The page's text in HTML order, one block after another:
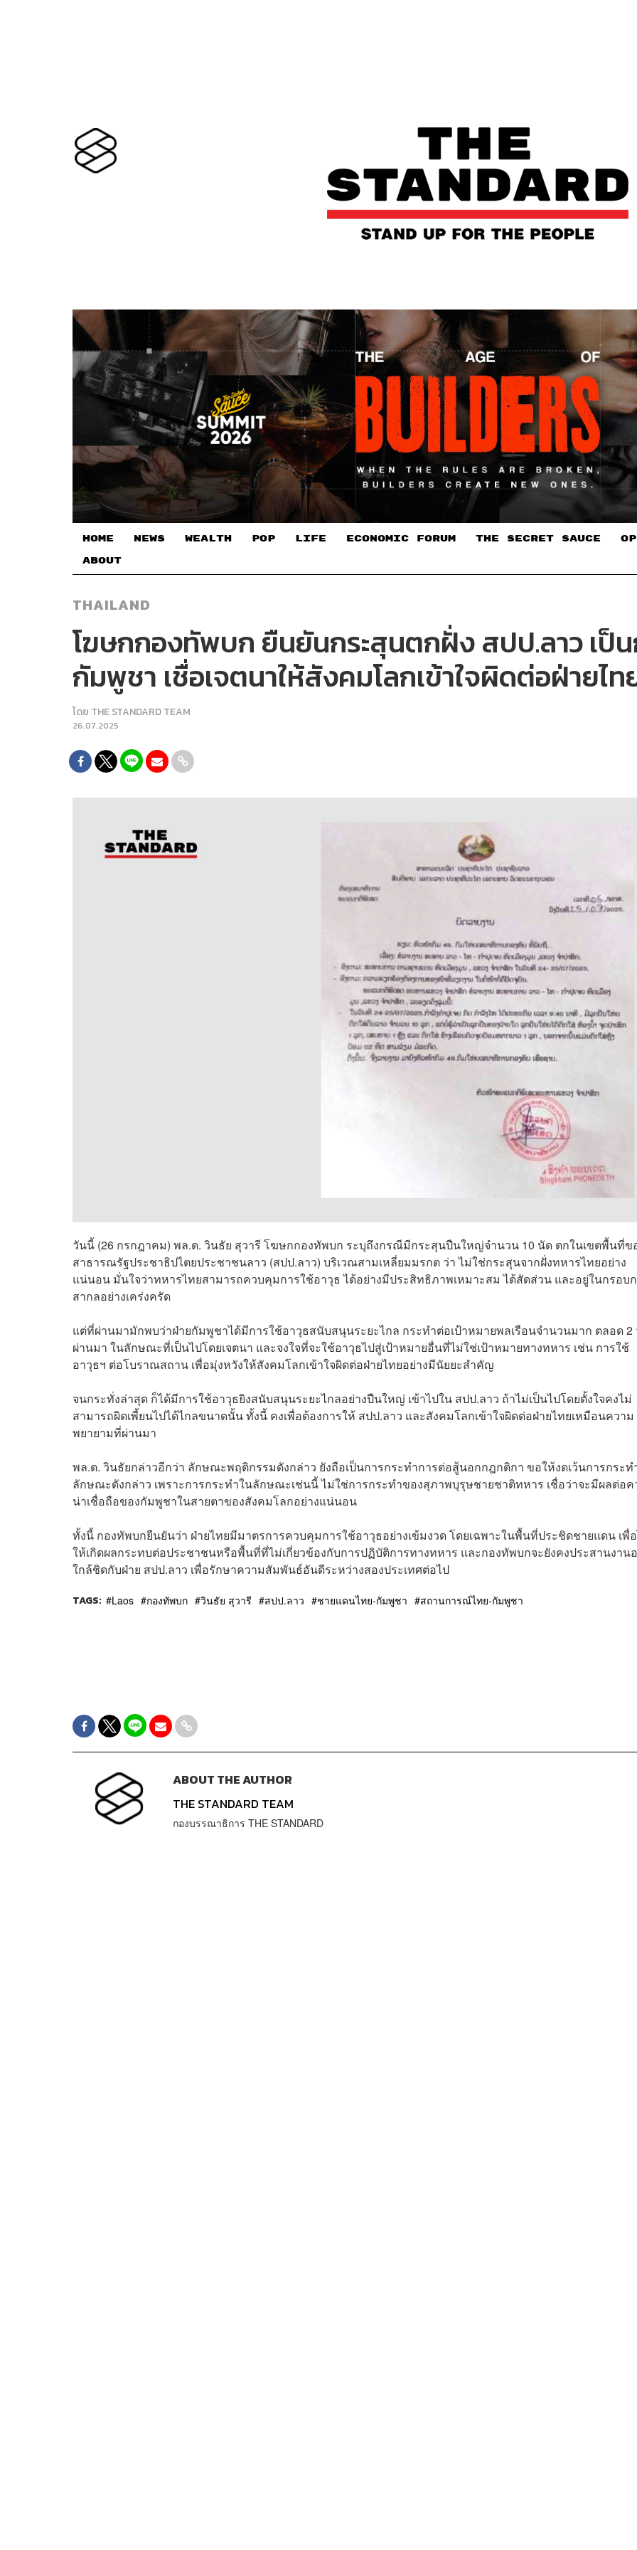
HOME NEWS WEALTH POP LIFE ECONOMIC FORUM THE SECRET SAUCE​
ABOUT
THAILAND
โฆษกกองทัพบก ยืนยันกระสุนตกฝั่ง สปป.ลาว เป็
กัมพูชา เชื่อเจตนาให้สังคมโลกเข้าใจผิดต่อฝ่ายไท
โดย THE STANDARD TEAM
26.07.2025
วันนี้ (26 กรกฎาคม) พล.ต. วินธัย สุวารี โฆษกกองทัพบก ระบุถึงกรณีมีกระสุนปืนใหญ่จำนวน 10 นัด ตกในเขตพื้นที่ข
สาธารณรัฐประชาธิปไตยประชาชนลาว (สปป.ลาว) บริเวณสามเหลี่ยมมรกต ว่า ไม่ใช่กระสุนจากฝั่งทหารไทยอย่าง
แน่นอน มั่นใจว่าทหารไทยสามารถควบคุมการใช้อาวุธ ได้อย่างมีประสิทธิภาพเหมาะสม ได้สัดส่วน และอยู่ในกรอบ
สากลอย่างเคร่งครัด
แต่ที่ผ่านมามักพบว่าฝ่ายกัมพูชาได้มีการใช้อาวุธสนับสนุนระยะไกล กระทำต่อเป้าหมายพลเรือนจำนวนมาก ตลอด 2
ผ่านมา ในลักษณะที่เป็นไปโดยเจตนา และจงใจที่จะใช้อาวุธไปสู่เป้าหมายอื่นที่ไม่ใช่เป้าหมายทางทหาร เช่น การใช้
อาวุธฯ ต่อโบราณสถาน เพื่อมุ่งหวังให้สังคมโลกเข้าใจผิดต่อฝ่ายไทยอย่างมีนัยยะสำคัญ
จนกระทั่งล่าสุด ก็ได้มีการใช้อาวุธยิงสนับสนุนระยะไกลอย่างปืนใหญ่ เข้าไปใน สปป.ลาว ถ้าไม่เป็นไปโดยตั้งใจคงไม่
สามารถผิดเพี้ยนไปได้ไกลขนาดนั้น ทั้งนี้ คงเพื่อต้องการให้ สปป.ลาว และสังคมโลกเข้าใจผิดต่อฝ่ายไทยเหมือนความ
พยายามที่ผ่านมา
พล.ต. วินธัยกล่าวอีกว่า ลักษณะพฤติกรรมดังกล่าว ยังถือเป็นการกระทำการต่อสู้นอกกฎกติกา ขอให้งดเว้นการกระท
ลักษณะดังกล่าว เพราะการกระทำในลักษณะเช่นนี้ ไม่ใช่การกระทำของสุภาพบุรุษชายชาติทหาร เชื่อว่าจะมีผลต่อ
น่าเชื่อถือของกัมพูชาในสายตาของสังคมโลกอย่างแน่นอน
ทั้งนี้ กองทัพบกยืนยันว่า ฝ่ายไทยมีมาตรการควบคุมการใช้อาวุธอย่างเข้มงวด โดยเฉพาะในพื้นที่ประชิดชายแดน เพื่
ให้เกิดผลกระทบต่อประชาชนหรือพื้นที่ที่ไม่เกี่ยวข้องกับการปฏิบัติการทางทหาร และกองทัพบกจะยังคงประสานงาน
ใกล้ชิดกับฝ่าย สปป.ลาว เพื่อรักษาความสัมพันธ์อันดีระหว่างสองประเทศต่อไป
TAGS: Laos กองทัพบก วินธัย สุวารี สปป.ลาว ชายแดนไทย-กัมพูชา สถานการณ์ไทย-กัมพูชา
ABOUT THE AUTHOR
THE STANDARD TEAM
กองบรรณาธิการ THE STANDARD